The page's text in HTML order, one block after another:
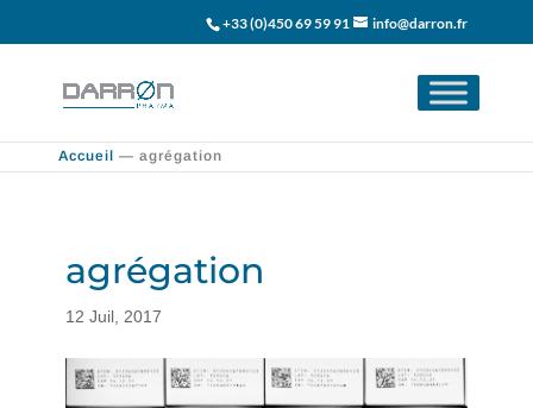
+33 (0)450 69 59 91 info@darron.fr
Accueil — agrégation
agrégation
12 Juil, 2017